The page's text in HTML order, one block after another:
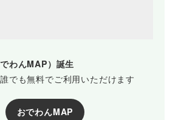
わんMAP）誕生
でも無料でご利用いただけます
おでわんMAP